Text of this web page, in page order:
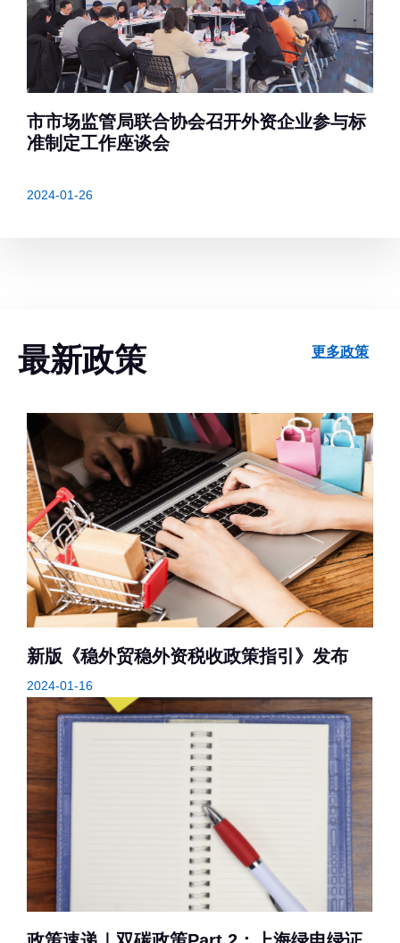
市市场监管局联合协会召开外资企业参与标
准制定工作座谈会
2024-01-26
最新政策 更多政策
新版《稳外贸稳外资税收政策指引》发布
2024-01-16